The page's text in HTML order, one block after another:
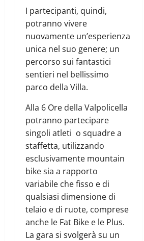
I partecipanti, quindi,
potranno vivere
nuovamente un’esperienza
unica nel suo genere; un
percorso sui fantastici
sentieri nel bellissimo
parco della Villa.
Alla 6 Ore della Valpolicella
potranno partecipare
singoli atleti o squadre a
staffetta, utilizzando
esclusivamente mountain
bike sia a rapporto
variabile che fisso e di
qualsiasi dimensione di
telaio e di ruote, comprese
anche le Fat Bike e le Plus.
La gara si svolgerà su un